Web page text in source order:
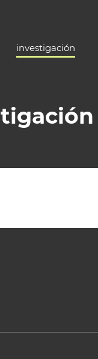
investigación